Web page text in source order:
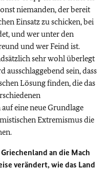
niemanden, der bereit
Einsatz zu schicken, bei
und wer unter den
und wer Feind ist.
sehr wohl überlegt
ausschlaggebend sein, dass
Lösung finden, die das
eine neue Grundlage
Extremismus die
an die Mach
verändert, wie das Land